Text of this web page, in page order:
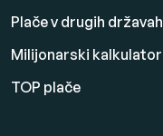
Plače v drugih državah
Milijonarski kalkulator
TOP plače